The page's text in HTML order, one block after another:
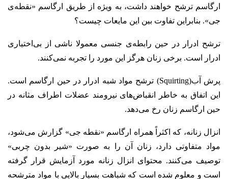
ارگاسم ترشح خواهند داشت، به ویژه از طریق ارگاسم «نقطه‌ی
جی». بنابراین تفاوت بین این مایعات چیست؟
ترشح ادرار در حین رابطه‌ی جنسی معمولا ناشی از بی‌اختیاری
ادرار است. برخی زنان هرگز این مورد را تجربه نمی‌کنند.
پرش آب(Squirting) ترشح مواد شبه ادرار در حین ارگاسم است.
این اتفاق به خاطر انقباض‌های نیرومند عضلات اطراف مثانه در
حین ارگاسم زنان رخ می‌دهد.
انزال زنانه، که اکثراً همراه ارگاسم «نقطه جی» گزارش می‌شود،
مواد متفاوتی دارد، زنان آن را به صورت «شیر بدون چربی»
توصیف می‌کنند. محتوای انزال زنانه مورد آزمایش قرار گرفته
است و معلوم شده است که شباهت بسیار بالایی با مواد مترشحه